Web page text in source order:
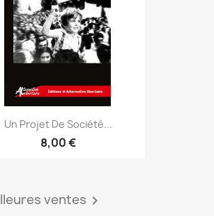
Un Projet De Société...
8,00 €
ventes 